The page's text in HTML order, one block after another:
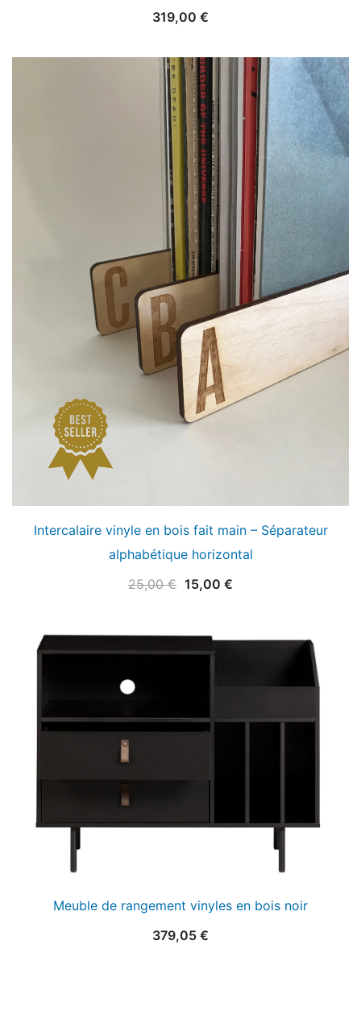
319,00 €
Intercalaire vinyle en bois fait main – Séparateur
alphabétique horizontal
25,00€ Le
15,00 €
Meuble de rangement vinyles en bois noir
379,05 €